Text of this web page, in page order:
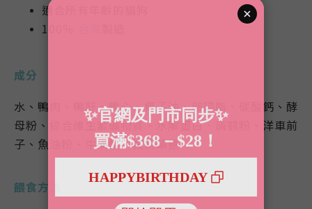
適合所有年齡的貓狗
100％
成分
水、鴨肉、鴨肝、鴨心、椰子油、卵磷脂、碳酸鈣、酵
母粉、綜合維生素礦物質、水解蛋白、蒟蒻粉、洋車前
子、魚油粉、牛磺酸、減鈉碘鹽
餵食方法